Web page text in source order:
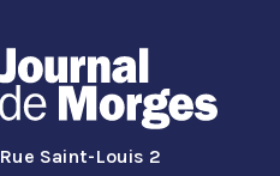
Rue Saint-Louis 2